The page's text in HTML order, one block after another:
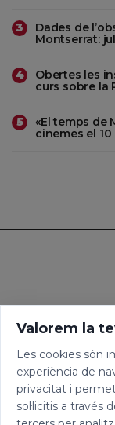
3
Dades de
Montserrat:
4
Obertes les
curs sobre la
5
«El temps de
cinemes el
Valorem la
Les cookies són
experiència de
privacitat i
sol·licitis a través